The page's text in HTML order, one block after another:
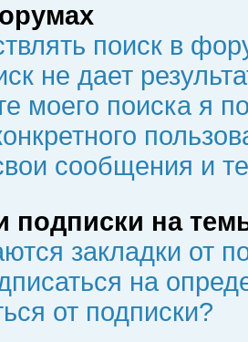
поиск в
не дает
моего поиска я
сообщения и
подписки на
закладки от
на
от подписки?